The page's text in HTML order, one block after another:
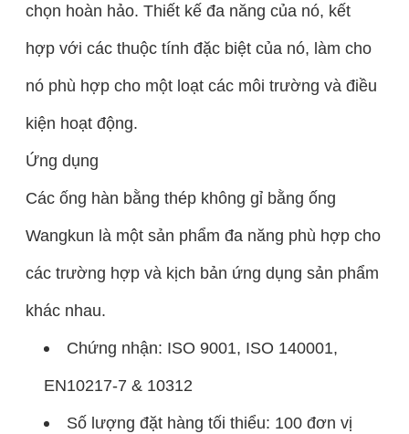
chọn hoàn hảo. Thiết kế đa năng của nó, kết
hợp với các thuộc tính đặc biệt của nó, làm cho
nó phù hợp cho một loạt các môi trường và điều
kiện hoạt động.
Ứng dụng
Các ống hàn bằng thép không gỉ bằng ống
Wangkun là một sản phẩm đa năng phù hợp cho
các trường hợp và kịch bản ứng dụng sản phẩm
khác nhau.
Chứng nhận: ISO 9001, ISO 140001,
EN10217-7 & 10312
Số lượng đặt hàng tối thiểu: 100 đơn vị